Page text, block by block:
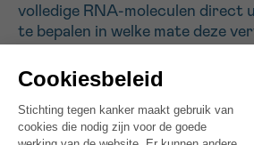
volledige RNA-moleculen direct
te bepalen in welke mate deze
op stalen die reeds zijn
traditionele methodes, om zo de
en klinische meerwaarde van
bepalen. Vervolgens zal de